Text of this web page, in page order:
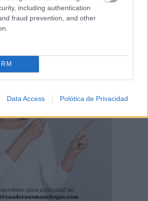
including authentication
fraud prevention, and other
Data Access Polótica de Privacidad